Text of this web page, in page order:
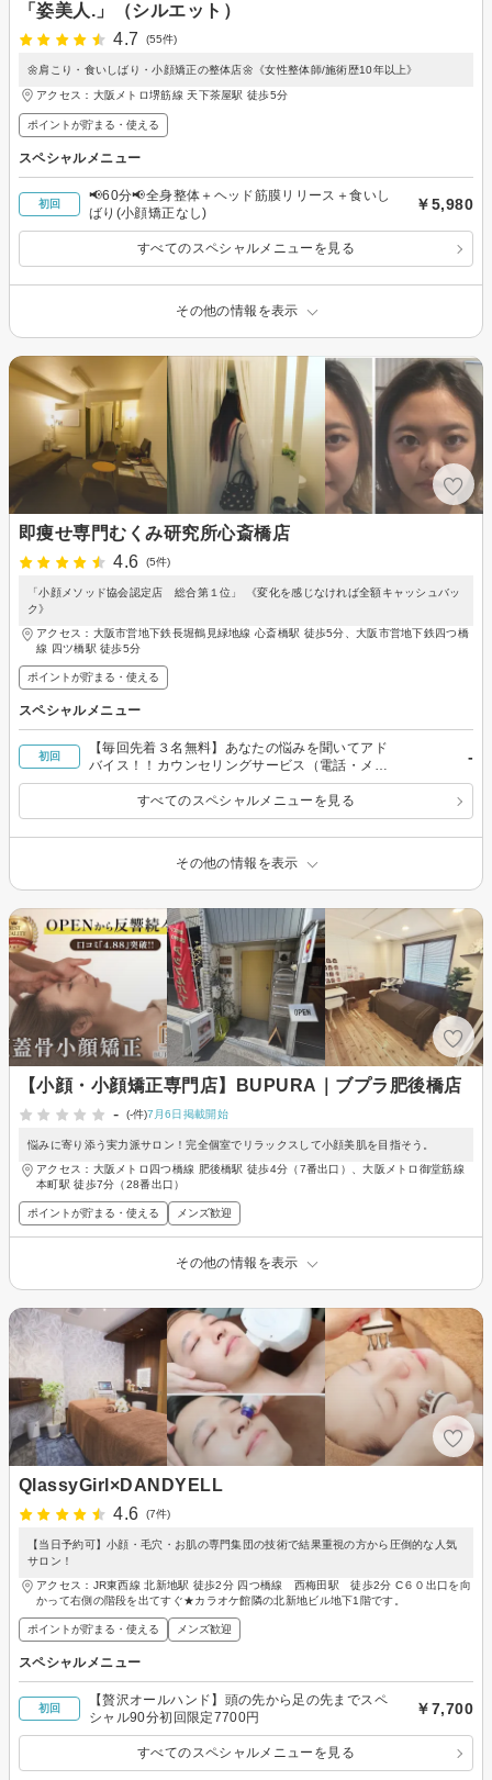
「姿美人.」（シルエット）
4.7
(55件)
🌼肩こり・食いしばり・小顔矯正の整体店🌼《女性整体師/施術歴10年以上》
アクセス：大阪メトロ堺筋線 天下茶屋駅 徒歩5分
ポイントが貯まる・使える
スペシャルメニュー
初回
📢60分📢全身整体＋ヘッド筋膜リリース＋食いし
ばり(小顔矯正なし)
￥5,980
すべてのスペシャルメニューを見る
その他の情報を表示
即痩せ専門むくみ研究所心斎橋店
4.6
(5件)
「小顔メソッド協会認定店 総合第１位」 《変化を感じなければ全額キャッシュバッ
ク》
アクセス：大阪市営地下鉄長堀鶴見緑地線 心斎橋駅 徒歩5分、大阪市営地下鉄四つ橋
線 四ツ橋駅 徒歩5分
ポイントが貯まる・使える
スペシャルメニュー
初回
【毎回先着３名無料】あなたの悩みを聞いてアド
バイス！！カウンセリングサービス（電話・メー
ルだけも）
-
すべてのスペシャルメニューを見る
その他の情報を表示
【小顔・小顔矯正専門店】BUPURA｜ブプラ肥後橋店
-
(-件)7月6日掲載開始
悩みに寄り添う実力派サロン！完全個室でリラックスして小顔美肌を目指そう。
アクセス：大阪メトロ四つ橋線 肥後橋駅 徒歩4分（7番出口）、大阪メトロ御堂筋線
本町駅 徒歩7分（28番出口）
ポイントが貯まる・使える メンズ歓迎
その他の情報を表示
QlassyGirl×DANDYELL
4.6
(7件)
【当日予約可】小顔・毛穴・お肌の専門集団の技術で結果重視の方から圧倒的な人気
サロン！
アクセス：JR東西線 北新地駅 徒歩2分 四つ橋線 西梅田駅 徒歩2分 C６０出口を向
かって右側の階段を出てすぐ★カラオケ館隣の北新地ビル地下1階です。
ポイントが貯まる・使える メンズ歓迎
スペシャルメニュー
初回
【贅沢オールハンド】頭の先から足の先までスペ
シャル90分初回限定7700円
￥7,700
すべてのスペシャルメニューを見る